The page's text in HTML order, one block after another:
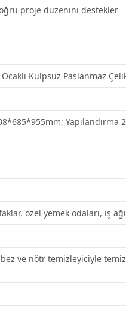
proje düzenini destekler
Kulpsuz Paslanmaz
Yapılandırma
özel yemek odaları, iş
ve nötr temizleyiciyle